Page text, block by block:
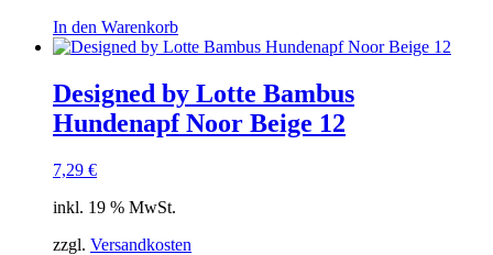
In den Warenkorb
Designed by Lotte Bambus
Hundenapf Noor Beige 12
7,29 €
inkl. 19 % MwSt.
zzgl. Versandkosten